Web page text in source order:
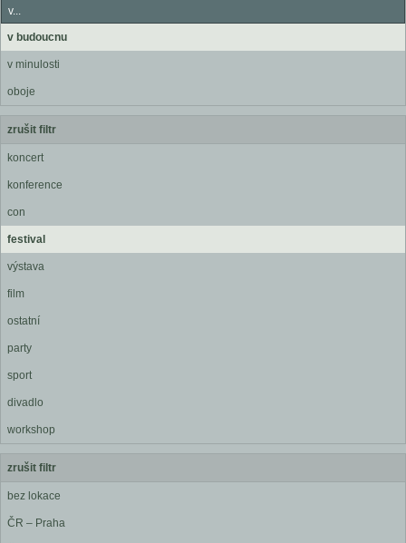
v...
v budoucnu
v minulosti
oboje
zrušit filtr
koncert
konference
con
festival
výstava
film
ostatní
party
sport
divadlo
workshop
zrušit filtr
bez lokace
ČR – Praha